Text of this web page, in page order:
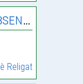
Religat